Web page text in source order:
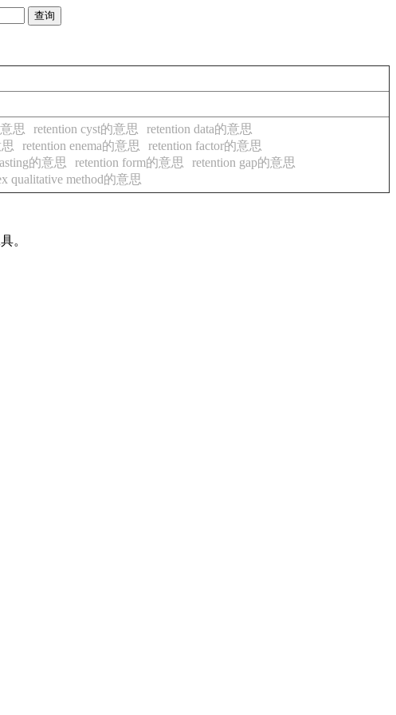
思 retention cyst的意思
retention data的意思
retention enema的意思
retention factor的意思
的意思 retention form的意思
retention gap的意思
qualitative method的意思
。